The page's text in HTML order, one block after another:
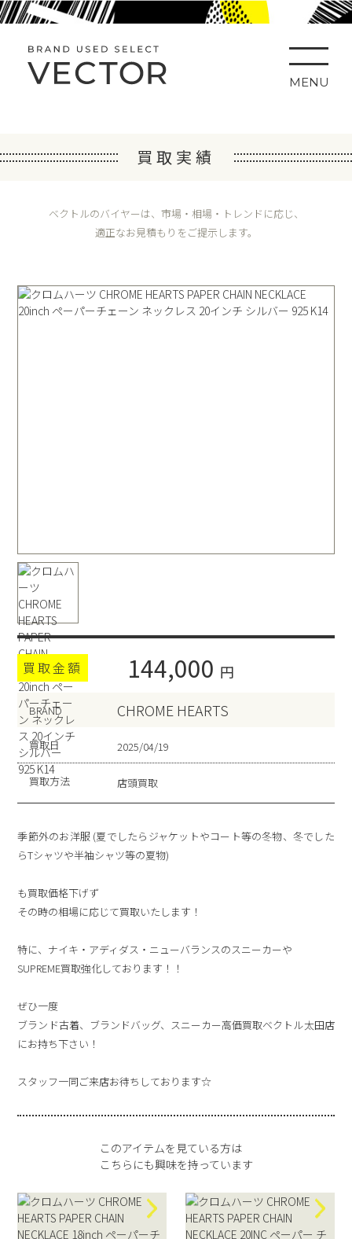
MENU
買取実績
ベクトルのバイヤーは、市場・相場・トレンドに応じ、
適正なお見積もりをご提示します。
買取金額 144,000 円
BRAND CHROME HEARTS
買取日 2025/04/19
買取方法 店頭買取
季節外のお洋服 (夏でしたらジャケットやコート等の冬物、冬でした
らTシャツや半袖シャツ等の夏物)
も買取価格下げず
その時の相場に応じて買取いたします！
特に、ナイキ・アディダス・ニューバランスのスニーカーや
SUPREME買取強化しております！！
ぜひ一度
ブランド古着、ブランドバッグ、スニーカー高価買取ベクトル太田店
にお持ち下さい！
スタッフ一同ご来店お待ちしております☆
このアイテムを見ている方は
こちらにも興味を持っています